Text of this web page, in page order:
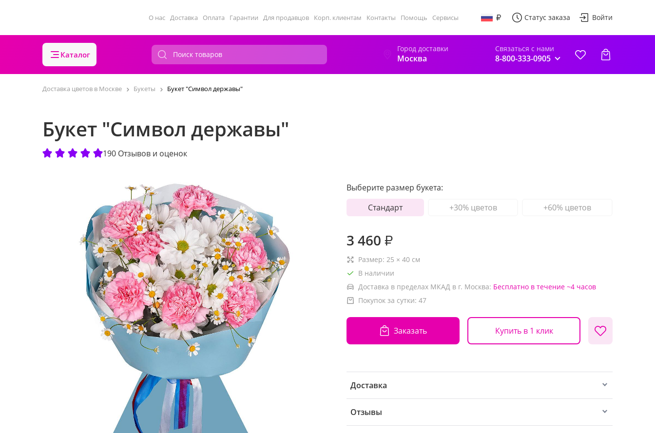
О нас Доставка Оплата Гарантии Для продавцов Корп. клиентам Контакты Помощь Сервисы Статус заказа Войти
Каталог
Город доставки
Москва
Связаться с нами
8-800-333-0905
Доставка цветов в Москве Букеты Букет "Символ державы"
Букет "Символ державы"
190 Отзывов и оценок
Выберите размер букета:
Стандарт
+30% цветов +60% цветов
3 460 ₽
Размер: 25 × 40 см
В наличии
Доставка в пределах МКАД в г. Москва: Бесплатно в течение ~4 часов
Покупок за сутки: 47
Заказать Купить в 1 клик
Доставка
Отзывы